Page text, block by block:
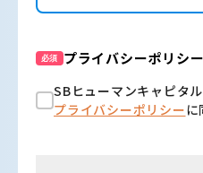
必須 プライバシーポリシー
SBヒューマンキャピタ
プライバシーポリシーに